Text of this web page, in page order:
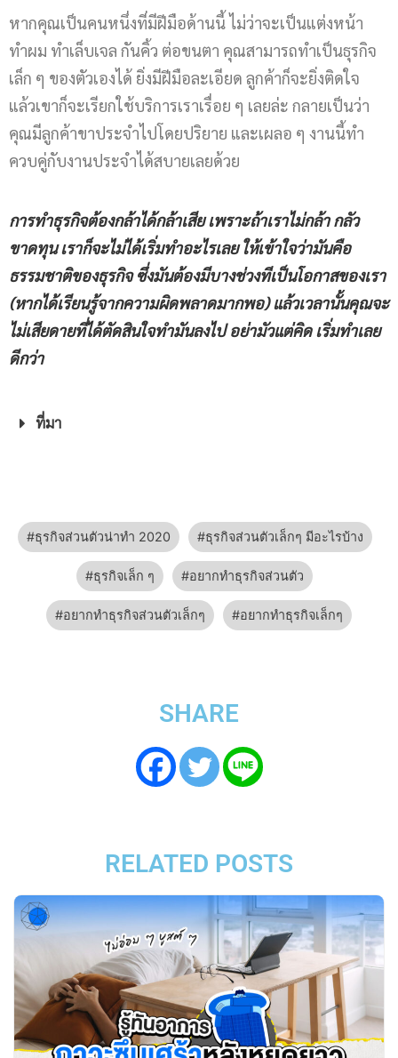
หากคุณเป็นคนหนึ่งที่มีฝีมือด้านนี้ ไม่ว่าจะเป็นแต่งหน้า
ทำผม ทำเล็บเจล กันคิ้ว ต่อขนตา คุณสามารถทำเป็นธุรกิจ
เล็ก ๆ ของตัวเองได้ ยิ่งมีฝีมือละเอียด ลูกค้าก็จะยิ่งติดใจ
แล้วเขาก็จะเรียกใช้บริการเราเรื่อย ๆ เลยล่ะ กลายเป็นว่า
คุณมีลูกค้าขาประจำไปโดยปริยาย และเผลอ ๆ งานนี้ทำ
ควบคู่กับงานประจำได้สบายเลยด้วย
การทำธุรกิจต้องกล้าได้กล้าเสีย เพราะถ้าเราไม่กล้า กลัว
ขาดทุน เราก็จะไม่ได้เริ่มทำอะไรเลย ให้เข้าใจว่ามันคือ
ธรรมชาติของธุรกิจ ซึ่งมันต้องมีบางช่วงทีเป็นโอกาสของเรา
(หากได้เรียนรู้จากความผิดพลาดมากพอ) แล้วเวลานั้นคุณจะ
ไม่เสียดายที่ได้ตัดสินใจทำมันลงไปอย่ามัวแต่คิด เริ่มทำเลย
ดีกว่า
ที่มา
ธุรกิจส่วนตัวน่าทำ 2020 ธุรกิจส่วนตัวเล็กๆ มีอะไรบ้าง
ธุรกิจเล็ก ๆ อยากทำธุรกิจส่วนตัว
อยากทำธุรกิจส่วนตัวเล็กๆ อยากทำธุรกิจเล็กๆ
SHARE
RELATED POSTS